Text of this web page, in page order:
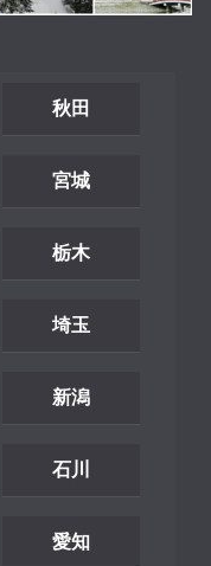
秋田
宮城
栃木
埼玉
新潟
石川
愛知